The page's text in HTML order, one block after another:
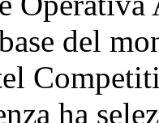
del
ha